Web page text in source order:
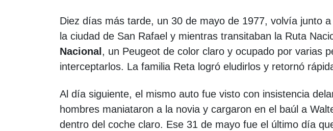
Diez días más tarde, un 30 de mayo de 1977, volvía junto
la ciudad de San Rafael y mientras transitaban la Ruta
Nacional , un Peugeot de color claro y ocupado por varias
interceptarlos. La familia Reta logró eludirlos y retornó
Al día siguiente, el mismo auto fue visto con insistencia
hombres maniataron a la novia y cargaron en el baúl a
dentro del coche claro. Ese 31 de mayo fue el último día